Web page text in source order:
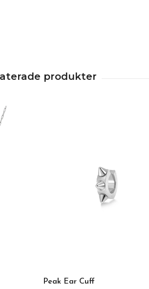
Peak Ear Cuff